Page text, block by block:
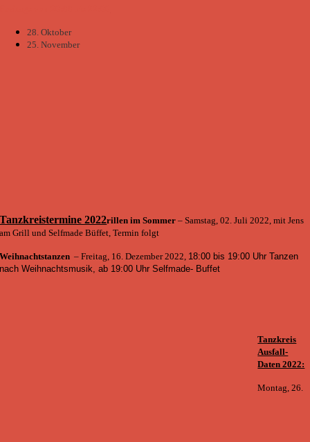
28. Oktober
25. November
Tanzkreistermine 2022rillen im Sommer– Samstag, 02. Juli 2022, mit Jens
am Grill und Selfmade Büffet, Termin folgt
Weihnachtstanzen – Freitag, 16. Dezember 2022, 18:00 bis 19:00 Uhr Tanzen
nach Weihnachtsmusik, ab 19:00 Uhr Selfmade- Buffet
Tanzkreis
Ausfall-
Daten 2022:
Montag, 26.